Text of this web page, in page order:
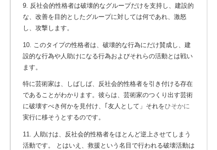
9. 反社会的性格者は破壊的なグループだけを支持し、建設的
な、改善を目的としたグループに対しては何であれ、激怒
し、攻撃します。
10. このタイプの性格者は、破壊的な行為にだけ賛成し、建
設的な行為や人助けになる行為およびそれらの活動とは戦い
ます。
特に芸術家は、しばしば、反社会的性格者を引き付ける存在
であることがわかります。彼らは、芸術家のつくり出す芸術
に破壊すべき何かを見付け、｢友人として」それをひそかに
実行に移そうとするのです。
11. 人助けは、反社会的性格者をほとんど逆上させてしまう
活動です。 とはいえ、救援という名目で行われる破壊活動は